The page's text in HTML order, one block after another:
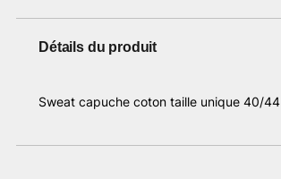
Détails du produit
Sweat capuche coton taille unique 40/44